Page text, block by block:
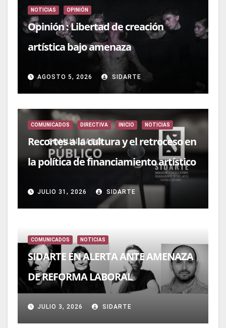
NOTICIAS OPINIÓN
Opinión : Libertad de creación
artística bajo amenaza
AGOSTO 5, 2026 SIDARTE
COMUNICADOS DIRECTIVA INICIO NOTICIAS
Recortes a la cultura y el retroceso en
la política de financiamiento artístico
JULIO 31, 2026 SIDARTE
COMUNICADOS NOTICIAS
SIDARTE EN ALERTA ANTE AMENAZA
DE REFORMA LABORAL
JULIO 3, 2026 SIDARTE